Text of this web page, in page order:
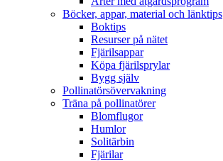
Böcker, appar, material och länktips
Boktips
Resurser på nätet
Fjärilsappar
Köpa fjärilsprylar
Bygg själv
Pollinatörsövervakning
Träna på pollinatörer
Blomflugor
Humlor
Solitärbin
Fjärilar